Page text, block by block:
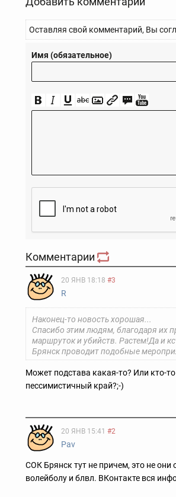
Оставляя свой комментарий, Вы
Имя (обязательное)
Комментарии
20 ЯНВ 18:18 #3
R
Наконец-то новость хорошая...
Спасибо этим людям, благодаря их
маршруток и убийств. Растем!Да и
Брянск проводит подобные
Может подстава какая-то? Или кто-
пессимистичный край?;-)
20 ЯНВ 15:41 #2
Pav
СОК Брянск тут не причем, это не
волейболу и блвл. ВКонтакте вся